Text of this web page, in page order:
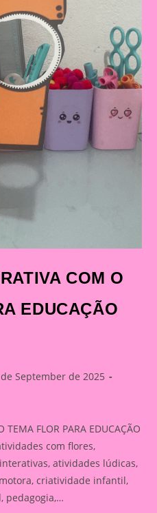
COM O
EDUCAÇÃO
September de 2025
TEMA FLOR PARA EDUCAÇÃO
com flores,
atividades lúdicas,
criatividade infantil,
pedagogia,…